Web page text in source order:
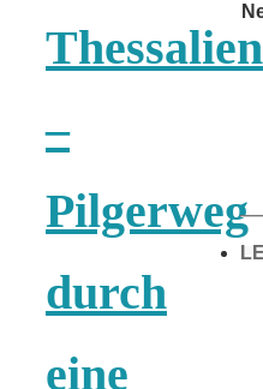
Thessalien
–
Pilgerweg
durch
eine